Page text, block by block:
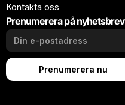
Kontakta oss
Prenumerera på nyhetsbrev